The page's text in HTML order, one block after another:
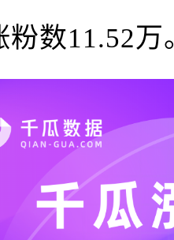
粉数11.52万